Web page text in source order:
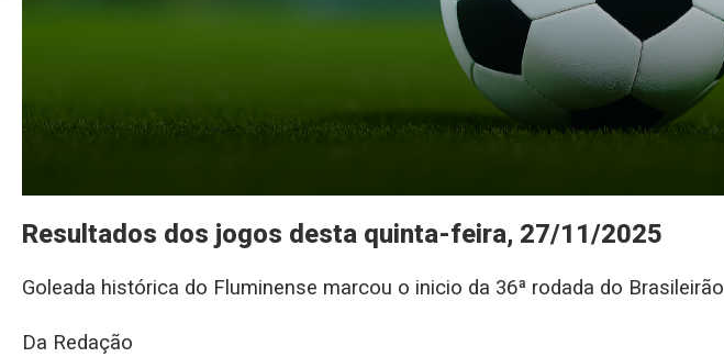
Resultados dos jogos desta quinta-feira, 27/11/2025
Goleada histórica do Fluminense marcou o inicio da 36ª rodada do Brasileirão
Da Redação